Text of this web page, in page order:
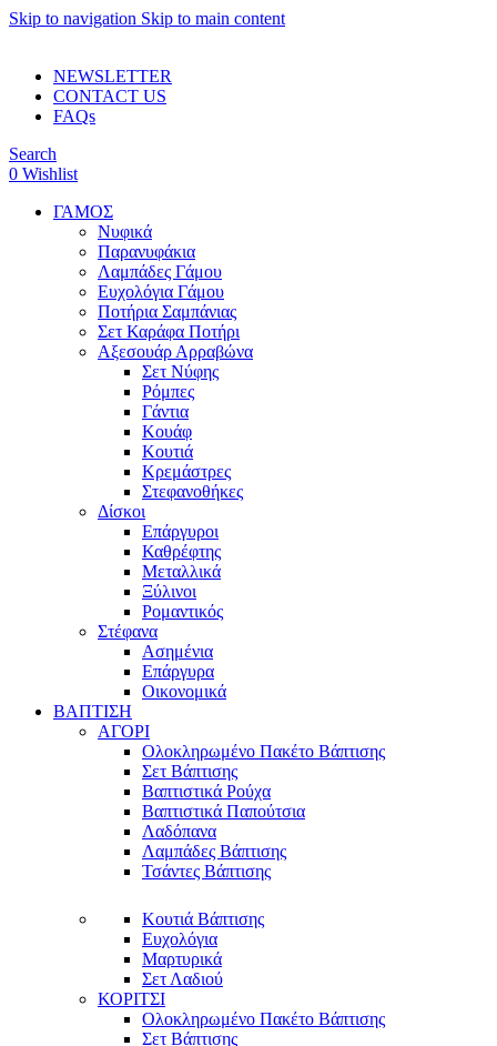
Skip to navigation Skip to main content
NEWSLETTER
CONTACT US
FAQs
Search
0 Wishlist
ΓΑΜΟΣ
Νυφικά
Παρανυφάκια
Λαμπάδες Γάμου
Ευχολόγια Γάμου
Ποτήρια Σαμπάνιας
Σετ Καράφα Ποτήρι
Αξεσουάρ Αρραβώνα
Σετ Νύφης
Ρόμπες
Γάντια
Κουάφ
Κουτιά
Κρεμάστρες
Στεφανοθήκες
Δίσκοι
Επάργυροι
Καθρέφτης
Μεταλλικά
Ξύλινοι
Ρομαντικός
Στέφανα
Ασημένια
Επάργυρα
Οικονομικά
ΒΑΠΤΙΣΗ
ΑΓΟΡΙ
Ολοκληρωμένο Πακέτο Βάπτισης
Σετ Βάπτισης
Βαπτιστικά Ρούχα
Βαπτιστικά Παπούτσια
Λαδόπανα
Λαμπάδες Βάπτισης
Τσάντες Βάπτισης
Κουτιά Βάπτισης
Ευχολόγια
Μαρτυρικά
Σετ Λαδιού
ΚΟΡΙΤΣΙ
Ολοκληρωμένο Πακέτο Βάπτισης
Σετ Βάπτισης